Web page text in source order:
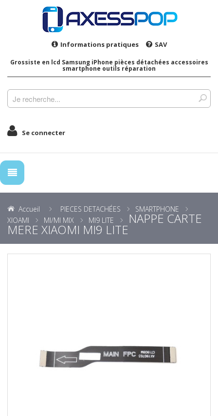
Informations pratiques SAV
Grossiste en lcd Samsung iPhone pièces détachées accessoires
smartphone outils réparation
Se connecter
Accueil PIECES DETACHÉES
SMARTPHONE
XIOAMI
MI/MI MIX MI9 LITE NAPPE CARTE
MERE XIAOMI MI9 LITE